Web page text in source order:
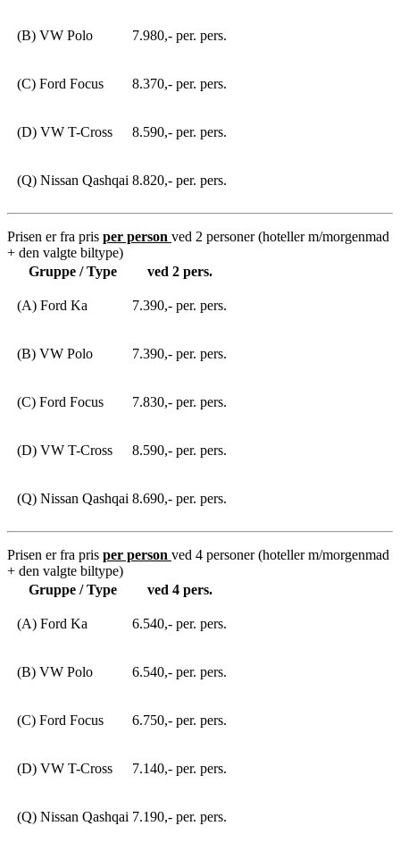
(B) VW Polo 7.980,- per. pers.
(C) Ford Focus 8.370,- per. pers.
(D) VW T-Cross 8.590,- per. pers.
(Q) Nissan Qashqai 8.820,- per. pers.
Prisen er fra pris per person ved 2 personer (hoteller m/morgenmad
+ den valgte biltype)
Gruppe / Type
ved 2 pers.
(A) Ford Ka 7.390,- per. pers.
(B) VW Polo 7.390,- per. pers.
(C) Ford Focus 7.830,- per. pers.
(D) VW T-Cross 8.590,- per. pers.
(Q) Nissan Qashqai 8.690,- per. pers.
Prisen er fra pris per person ved 4 personer (hoteller m/morgenmad
+ den valgte biltype)
Gruppe / Type
ved 4 pers.
(A) Ford Ka 6.540,- per. pers.
(B) VW Polo 6.540,- per. pers.
(C) Ford Focus 6.750,- per. pers.
(D) VW T-Cross 7.140,- per. pers.
(Q) Nissan Qashqai 7.190,- per. pers.